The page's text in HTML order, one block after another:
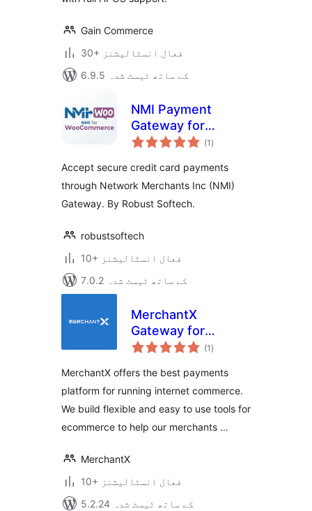
Gain Commerce
30+ فعال انسٹالیشنز
6.9.5 کے ساتھ ٹیسٹ شدہ
NMI Payment
Gateway for
WooCommerce
(1 مجموعی
درجہ
)
Accept secure credit card payments
through Network Merchants Inc (NMI)
Gateway. By Robust Softech.
robustsoftech
10+ فعال انسٹالیشنز
7.0.2 کے ساتھ ٹیسٹ شدہ
MerchantX
Gateway for
WooCommerce
(1 مجموعی
درجہ
)
MerchantX offers the best payments
platform for running internet commerce.
We build flexible and easy to use tools for
ecommerce to help our merchants …
MerchantX
10+ فعال انسٹالیشنز
5.2.24 کے ساتھ ٹیسٹ شدہ